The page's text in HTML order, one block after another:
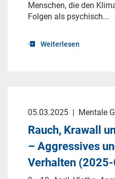
Menschen, die den
Folgen als psychisch...
Weiterlesen
05.03.2025 | Mentale
Rauch, Krawall
– Aggressives
Verhalten